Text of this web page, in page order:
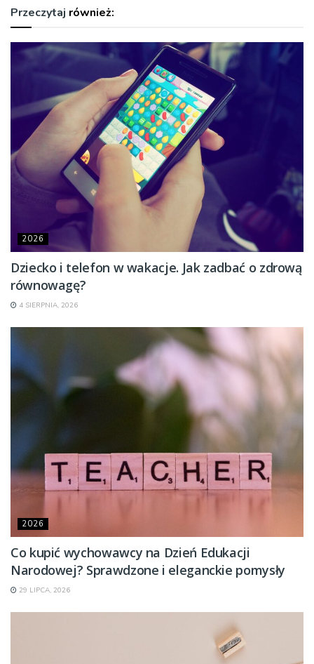
Przeczytaj również:
2026
Dziecko i telefon w wakacje. Jak zadbać o zdrową
równowagę?
4 SIERPNIA, 2026
2026
Co kupić wychowawcy na Dzień Edukacji
Narodowej? Sprawdzone i eleganckie pomysły
29 LIPCA, 2026